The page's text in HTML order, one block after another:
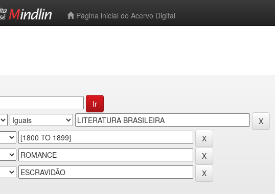
Página inicial do Acervo Digital